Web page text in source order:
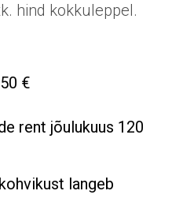
hind kokkuleppel.
€
rent jõulukuus 120
langeb